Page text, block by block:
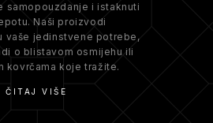
samopouzdanje i istaknuti
Naši proizvodi
vaše jedinstvene potrebe,
o blistavom osmijehu ili
kovrčama koje tražite.
ČITAJ VIŠE